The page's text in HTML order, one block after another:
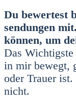
Du bewer­test
sen­dun­gen
kön­nen, um
Das
in mir bewegt,
oder Trau­er
nicht.